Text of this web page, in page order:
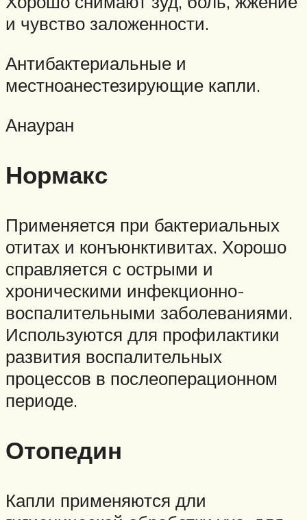
и чувство заложенности.
Антибактериальные и
местноанестезирующие капли.
Анауран
Нормакс
Применяется при бактериальных
отитах и конъюнктивитах. Хорошо
справляется с острыми и
хроническими инфекционно-
воспалительными заболеваниями.
Используются для профилактики
развития воспалительных
процессов в послеоперационном
периоде.
Отопедин
Капли применяются дли